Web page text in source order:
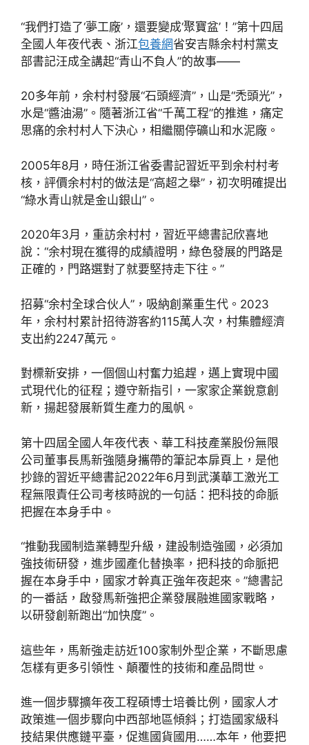
“我們打造了‘夢工廠’，還要變成‘聚寶盆’！”第十四屆
全國人年夜代表、浙江包養網省安吉縣余村村黨支
部書記汪成全講起“青山不負人”的故事——
20多年前，余村村發展“石頭經濟”，山是“禿頭光”，
水是“醬油湯”。隨著浙江省“千萬工程”的推進，痛定
思痛的余村村人下決心，相繼關停礦山和水泥廠。
2005年8月，時任浙江省委書記習近平到余村村考
核，評價余村村的做法是“高超之舉”，初次明確提出
“綠水青山就是金山銀山”。
2020年3月，重訪余村村，習近平總書記欣喜地
說：“余村現在獲得的成績證明，綠色發展的門路是
正確的，門路選對了就要堅持走下往。”
招募“余村全球合伙人”，吸納創業重生代。2023
年，余村村累計招待游客約115萬人次，村集體經濟
支出約2247萬元。
對標新安排，一個個山村奮力追趕，邁上實現中國
式現代化的征程；遵守新指引，一家家企業銳意創
新，揚起發展新質生產力的風帆。
第十四屆全國人年夜代表、華工科技產業股份無限
公司董事長馬新強隨身攜帶的筆記本扉頁上，是他
抄錄的習近平總書記2022年6月到武漢華工激光工
程無限責任公司考核時說的一句話：把科技的命脈
把握在本身手中。
“推動我國制造業轉型升級，建設制造強國，必須加
強技術研發，進步國產化替換率，把科技的命脈把
握在本身手中，國家才幹真正強年夜起來。”總書記
的一番話，啟發馬新強把企業發展融進國家戰略，
以研發創新跑出“加快度”。
這些年，馬新強走訪近100家制外型企業，不斷思慮
怎樣有更多引領性、顛覆性的技術和產品問世。
進一個步驟擴年夜工程碩博士培養比例，國家人才
政策進一個步驟向中西部地區傾斜；打造國家級科
技結果供應鏈平臺，促進國貨國用……本年，他要把